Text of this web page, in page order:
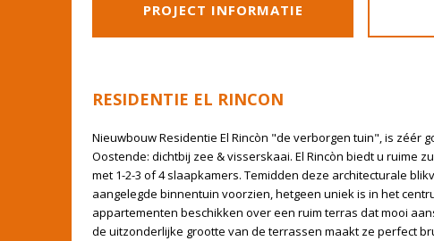
PROJECT INFORMATIE
RESIDENTIE EL RINCON
Nieuwbouw Residentie El Rincòn "de verborgen tuin", is zéér
Oostende: dichtbij zee & visserskaai. El Rincòn biedt u ruime
met 1-2-3 of 4 slaapkamers. Temidden deze architecturale
aangelegde binnentuin voorzien, hetgeen uniek is in het
appartementen beschikken over een ruim terras dat mooi
de uitzonderlijke grootte van de terrassen maakt ze perfect